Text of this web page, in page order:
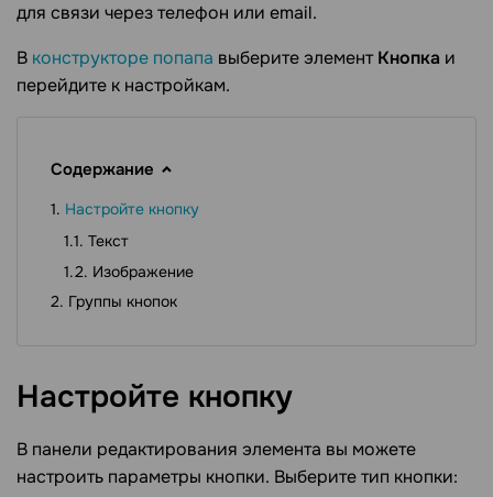
для связи через телефон или email.
В конструкторе попапа выберите элементКнопка и
перейдите к настройкам.
Содержание
Настройте кнопку
Текст
Изображение
Группы кнопок
Настройте кнопку
В панели редактирования элемента вы можете
настроить параметры кнопки. Выберите тип кнопки: